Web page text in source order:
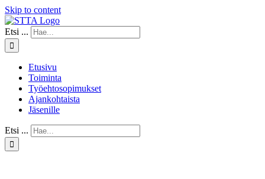
Skip to content
Etsi ...
Etusivu
Toiminta
Työehtosopimukset
Ajankohtaista
Jäsenille
Etsi ...